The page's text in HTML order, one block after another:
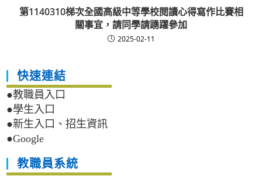
第1140310梯次全國高級中等學校閱讀心得寫作比賽相
關事宜，請同學請踴躍參加
2025-02-11
快速連結
●教職員入口
●學生入口
●新生入口、招生資訊
●Google
教職員系統